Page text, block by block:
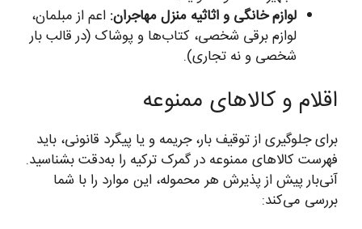
لوازم خانگی و اثاثیه منزل مهاجران: اعم از مبلمان،
لوازم برقی شخصی، کتاب‌ها و پوشاک (در قالب بار
شخصی و نه تجاری).
اقلام و کالاهای ممنوعه
برای جلوگیری از توقیف بار، جریمه و یا پیگرد قانونی، باید
فهرست کالاهای ممنوعه در گمرک ترکیه را به‌دقت بشناسید.
آنی‌بار پیش از پذیرش هر محموله، این موارد را با شما
بررسی می‌کند: